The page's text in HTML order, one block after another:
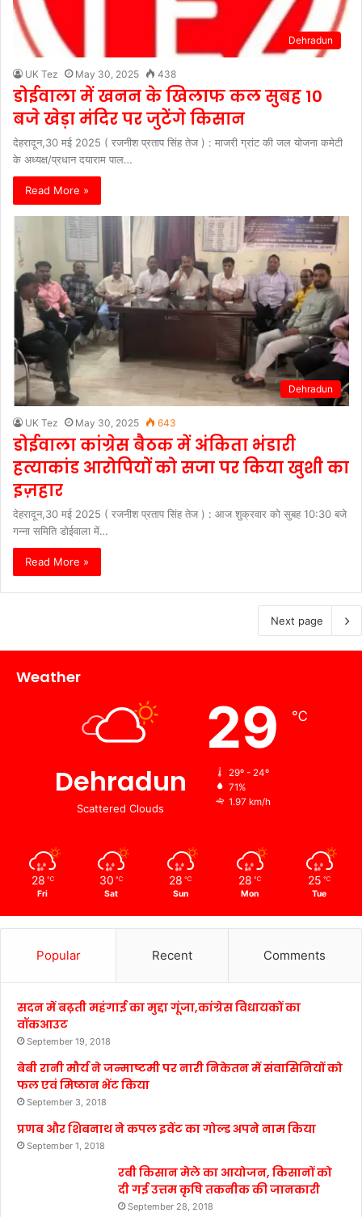
Dehradun
UK Tez May 30, 2025 438
डोईवाला में खनन के खिलाफ कल सुबह 10
बजे खेड़ा मंदिर पर जुटेंगे किसान
देहरादून,30 मई 2025 ( रजनीश प्रताप सिंह तेज ) : माजरी ग्रांट की जल योजना कमेटी
के अध्यक्ष/प्रधान दयाराम पाल…
Read More »
Dehradun
UK Tez May 30, 2025 643
डोईवाला कांग्रेस बैठक में अंकिता भंडारी
हत्याकांड आरोपियों को सजा पर किया खुशी का
इज़हार
देहरादून,30 मई 2025 ( रजनीश प्रताप सिंह तेज ) : आज शुक्रवार को सुबह 10:30 बजे
गन्ना समिति डोईवाला में…
Read More »
Next page
Weather
Dehradun
Scattered Clouds
29 ℃
29º - 24º
71%
1.97 km/h
28 ℃
Fri
30 ℃
Sat
28 ℃
Sun
28 ℃
Mon
25 ℃
Tue
Popular Recent Comments
सदन में बढ़ती महंगाई का मुद्दा गूंजा,कांग्रेस विधायकों का
वॉकआउट
September 19, 2018
बेबी रानी मौर्य ने जन्माष्टमी पर नारी निकेतन में संवासिनियों को
फल एवं मिष्ठान भेंट किया
September 3, 2018
प्रणब और शिबनाथ ने कपल इवेंट का गोल्ड अपने नाम किया
September 1, 2018
रबी किसान मेले का आयोजन, किसानों को
दी गई उत्तम कृषि तकनीक की जानकारी
September 28, 2018